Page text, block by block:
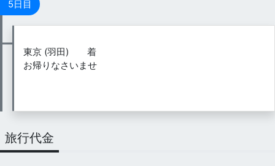
5日目
東京 (羽田) 着
お帰りなさいませ
旅行代金